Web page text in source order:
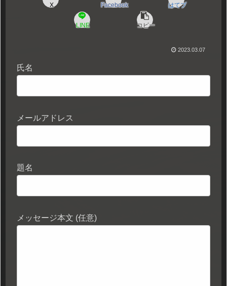
X Facebook はてブ
LINE コピー
2023.03.07
氏名
メールアドレス
題名
メッセージ本文 (任意)